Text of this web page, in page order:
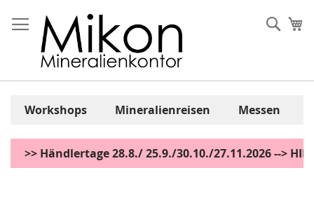
Inhalt
springen
Workshops Mineralienreisen Messen
>> Händlertage 28.8./ 25.9./30.10./27.11.2026 -->